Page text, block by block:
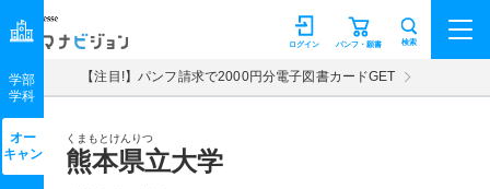
マナビジョン パンフ・願書
ログイン 検索
【注目!】パンフ請求で2000円分電子図書カードGET
くまもとけんりつ
熊本県立大学
学部
学科
オー
キャン